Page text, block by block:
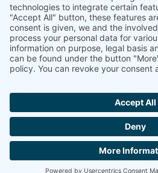
Con una mosquitera fijada en el
en paz sin insectos. Más
FLYOUT
Descripción: